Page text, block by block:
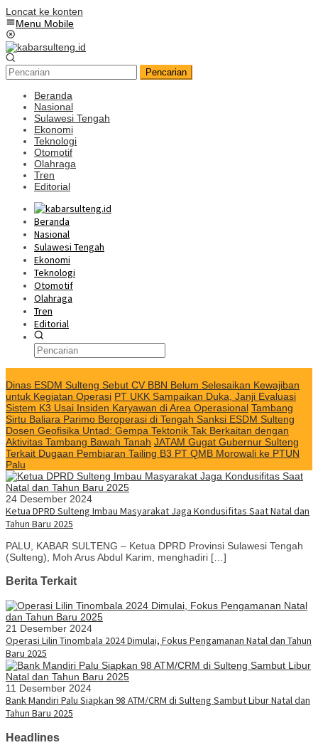
Loncat ke konten
Menu Mobile
Pencarian
Beranda
Nasional
Sulawesi Tengah
Ekonomi
Teknologi
Otomotif
Olahraga
Tren
Editorial
Beranda
Nasional
Sulawesi Tengah
Ekonomi
Teknologi
Otomotif
Olahraga
Tren
Editorial
Dinas ESDM Sulteng Sebut CV BBN Belum Selesaikan Kewajiban
untuk Kegiatan Operasi PT UKK Sampaikan Duka, Janji Evaluasi
Sistem K3 Usai Insiden Karyawan di Area Operasional Tambang
Sirtu Baliara Parimo Beroperasi di Tengah Sanksi ESDM Sulteng
Dosen Geofisika Untad: Gempa Tektonik Tak Berkaitan dengan
Aktivitas Tambang Bawah Tanah JATAM Gugat Gubernur Sulteng
Terkait Dugaan Pembiaran Tailing B3 PT QMB Morowali ke PTUN
Palu
24 Desember 2024
Ketua DPRD Sulteng Imbau Masyarakat Jaga Kondusifitas Saat Natal dan
Tahun Baru 2025
PALU, KABAR SULTENG – Ketua DPRD Provinsi Sulawesi Tengah
(Sulteng), Moh Arus Abdul Karim, menghadiri […]
Berita Terkait
21 Desember 2024
Operasi Lilin Tinombala 2024 Dimulai, Fokus Pengamanan Natal dan Tahun
Baru 2025
11 Desember 2024
Bank Mandiri Palu Siapkan 98 ATM/CRM di Sulteng Sambut Libur Natal dan
Tahun Baru 2025
Headlines